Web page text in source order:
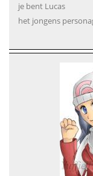
je bent Lucas
het jongens